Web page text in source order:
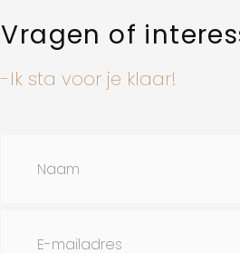
Vragen of
-Ik sta voor je klaar!